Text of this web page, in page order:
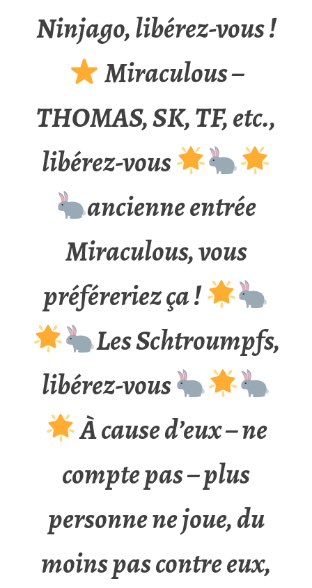
Ninjago, libérez-vous !
Miraculous –
THOMAS, SK, TF, etc.,
libérez-vous
ancienne entrée
Miraculous, vous
préféreriez ça !
Les Schtroumpfs,
libérez-vous
À cause d’eux – ne
compte pas – plus
personne ne joue, du
moins pas contre eux,